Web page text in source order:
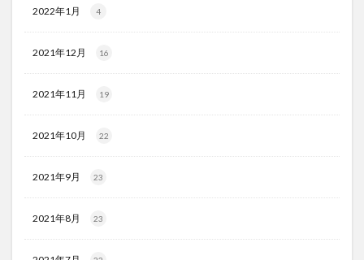
2022年1月 4
2021年12月 16
2021年11月 19
2021年10月 22
2021年9月 23
2021年8月 23